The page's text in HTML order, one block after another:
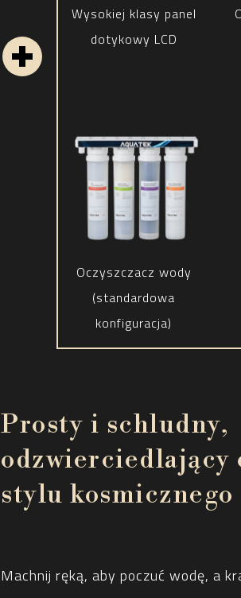
Wysokiej klasy panel
dotykowy LCD
Oczyszczacz wody
(standardowa
konfiguracja)
Prosty i schludny,
odzwierciedlający
stylu kosmicznego
Machnij ręką, aby poczuć wodę, a